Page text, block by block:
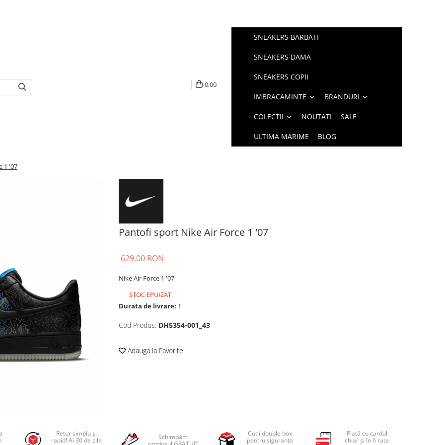
0,00
SNEAKERS BARBATI
SNEAKERS DAMA
SNEAKERS COPII
IMBRACAMINTE BRANDURI
COLECTII NOUTATI SALE
ULTIMA MARIME BLOG
1 '07
Pantofi sport Nike Air Force 1 '07
629,00 RON
Nike Air Force 1 '07
STOC EPUIZAT
Durata de livrare: 1
Cod Produs: DH5354-001_43
Adauga la Favorite
Retur simplu și
rapid! Ai 30 de zile
Schimbăm
Cutii double box
pentru siguranța
Plată cu cardul
chiar și în 6 rate